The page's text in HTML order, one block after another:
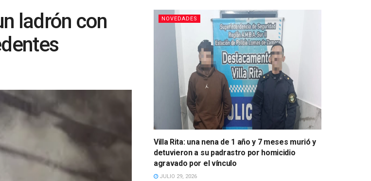
ladrón con
NOVEDADES
Villa Rita: una nena de 1 año y 7 meses murió y
detuvieron a su padrastro por homicidio
agravado por el vínculo
JULIO 29, 2026